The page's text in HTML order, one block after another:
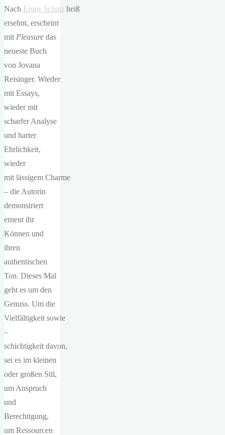
Nach Enjoy Schatz heiß
ersehnt, erscheint
mit Pleasure das
neueste Buch
von Jovana
Reisinger. Wieder
mit Essays,
wieder mit
scharfer Analyse
und harter
Ehrlichkeit,
wieder
mit lässigem Charme
– die Autorin
demonstriert
erneut ihr
Können und
ihren
authentischen
Ton. Dieses Mal
geht es um den
Genuss. Um die
Vielfältigkeit sowie
–
schichtigkeit davon,
sei es im kleinen
oder großen Stil,
um Anspruch
und
Berechtigung,
um Ressourcen